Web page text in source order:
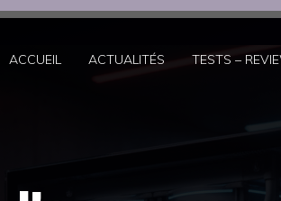
ACCUEIL ACTUALITÉS TESTS –